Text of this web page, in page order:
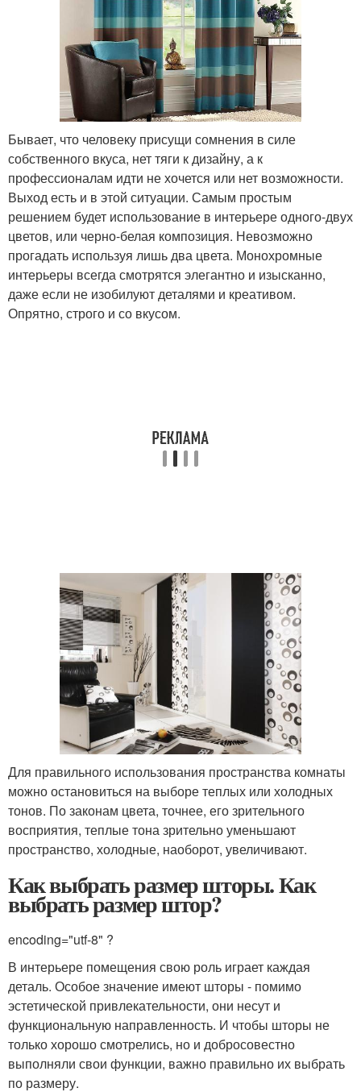
Бывает, что человеку присущи сомнения в силе
собственного вкуса, нет тяги к дизайну, а к
профессионалам идти не хочется или нет возможности.
Выход есть и в этой ситуации. Самым простым
решением будет использование в интерьере одного-двух
цветов, или черно-белая композиция. Невозможно
прогадать используя лишь два цвета. Монохромные
интерьеры всегда смотрятся элегантно и изысканно,
даже если не изобилуют деталями и креативом.
Опрятно, строго и со вкусом.
Для правильного использования пространства комнаты
можно остановиться на выборе теплых или холодных
тонов. По законам цвета, точнее, его зрительного
восприятия, теплые тона зрительно уменьшают
пространство, холодные, наоборот, увеличивают.
Как выбрать размер шторы. Как
выбрать размер штор?
encoding="utf-8" ?
В интерьере помещения свою роль играет каждая
деталь. Особое значение имеют шторы - помимо
эстетической привлекательности, они несут и
функциональную направленность. И чтобы шторы не
только хорошо смотрелись, но и добросовестно
выполняли свои функции, важно правильно их выбрать
по размеру.